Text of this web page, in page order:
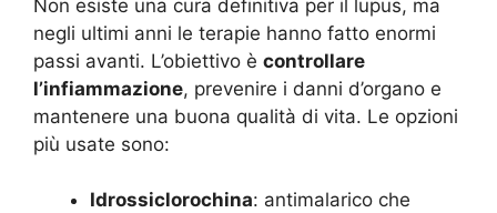
Non esiste una cura definitiva per il lupus, ma
negli ultimi anni le terapie hanno fatto enormi
passi avanti. L’obiettivo è controllare
l’infiammazione, prevenire i danni d’organo e
mantenere una buona qualità di vita. Le opzioni
più usate sono:
Idrossiclorochina: antimalarico che